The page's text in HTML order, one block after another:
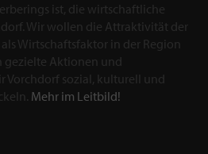
ist, die wirtschaftliche
Wir wollen die Attraktivität der
Wirtschaftsfaktor in der Region
gezielte Aktionen und
Vorchdorf sozial, kulturell und
Mehr im Leitbild!